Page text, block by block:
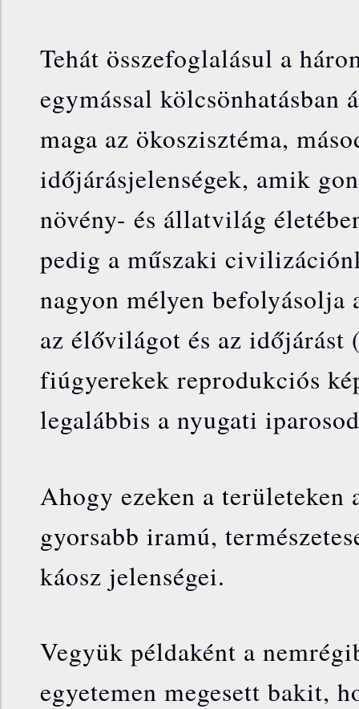
Tehát összefoglalásul a
egymással
maga az ökoszisztéma,
időjárásjelenségek, amik
növény- és állatvilág
pedig a műszaki
nagyon mélyen befolyásolja
az élővilágot és az időjárást
fiúgyerekek reprodukciós
legalábbis a nyugati
Ahogy ezeken a területeken
gyorsabb iramú,
káosz jelenségei.
Vegyük példaként a
egyetemen megesett bakit,